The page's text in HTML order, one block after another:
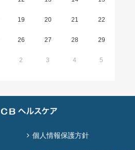
19 20 21 22
26 27 28 29
2 3 4 5
個人情報保護方針